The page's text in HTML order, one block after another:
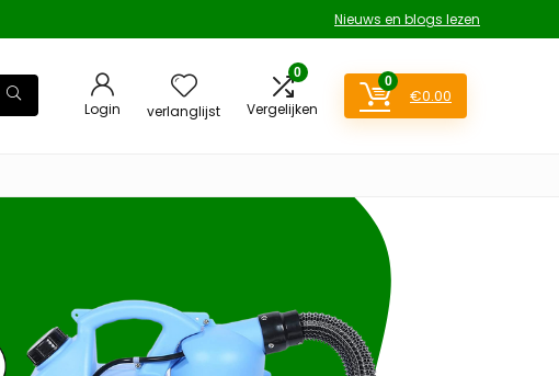
Nieuws en blogs lezen
Login verlanglijst
0
Vergelijken
0
€0.00